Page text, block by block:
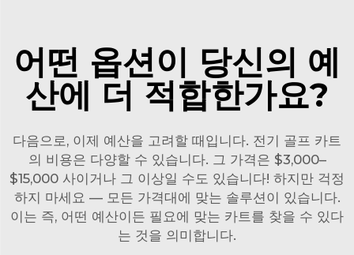
어떤 옵션이 당신의 예
산에 더 적합한가요?
다음으로, 이제 예산을 고려할 때입니다. 전기 골프 카트
의 비용은 다양할 수 있습니다. 그 가격은 $3,000–
$15,000 사이거나 그 이상일 수도 있습니다! 하지만 걱정
하지 마세요 — 모든 가격대에 맞는 솔루션이 있습니다.
이는 즉, 어떤 예산이든 필요에 맞는 카트를 찾을 수 있다
는 것을 의미합니다.